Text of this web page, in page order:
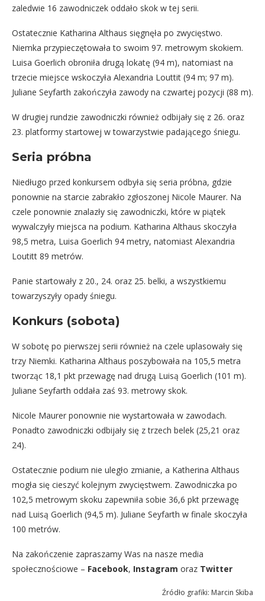
zaledwie 16 zawodniczek oddało skok w tej serii.
Ostatecznie Katharina Althaus sięgnęła po zwycięstwo.
Niemka przypieczętowała to swoim 97. metrowym skokiem.
Luisa Goerlich obroniła drugą lokatę (94 m), natomiast na
trzecie miejsce wskoczyła Alexandria Louttit (94 m; 97 m).
Juliane Seyfarth zakończyła zawody na czwartej pozycji (88 m).
W drugiej rundzie zawodniczki również odbijały się z 26. oraz
23. platformy startowej w towarzystwie padającego śniegu.
Seria próbna
Niedługo przed konkursem odbyła się seria próbna, gdzie
ponownie na starcie zabrakło zgłoszonej Nicole Maurer. Na
czele ponownie znalazły się zawodniczki, które w piątek
wywalczyły miejsca na podium. Katharina Althaus skoczyła
98,5 metra, Luisa Goerlich 94 metry, natomiast Alexandria
Loutitt 89 metrów.
Panie startowały z 20., 24. oraz 25. belki, a wszystkiemu
towarzyszyły opady śniegu.
Konkurs (sobota)
W sobotę po pierwszej serii również na czele uplasowały się
trzy Niemki. Katharina Althaus poszybowała na 105,5 metra
tworząc 18,1 pkt przewagę nad drugą Luisą Goerlich (101 m).
Juliane Seyfarth oddała zaś 93. metrowy skok.
Nicole Maurer ponownie nie wystartowała w zawodach.
Ponadto zawodniczki odbijały się z trzech belek (25,21 oraz
24).
Ostatecznie podium nie uległo zmianie, a Katherina Althaus
mogła się cieszyć kolejnym zwycięstwem. Zawodniczka po
102,5 metrowym skoku zapewniła sobie 36,6 pkt przewagę
nad Luisą Goerlich (94,5 m). Juliane Seyfarth w finale skoczyła
100 metrów.
Na zakończenie zapraszamy Was na nasze media
społecznościowe – Facebook, Instagram oraz Twitter
Źródło grafiki: Marcin Skiba